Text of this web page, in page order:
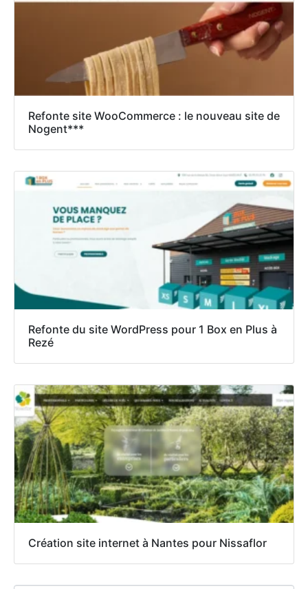
Refonte site WooCommerce : le nouveau site de
Nogent***
Refonte du site WordPress pour 1 Box en Plus à
Rezé
Création site internet à Nantes pour Nissaflor